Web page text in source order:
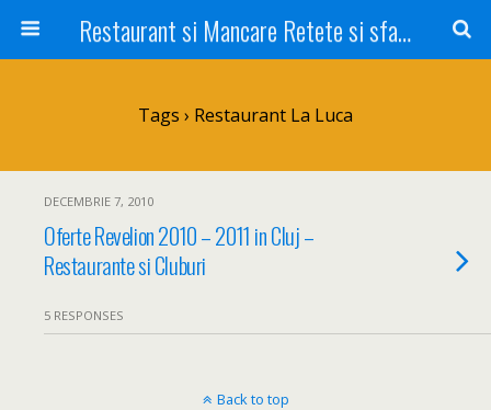
Restaurant si Mancare Retete si sfaturi Picant bun si rapid
Tags › Restaurant La Luca
DECEMBRIE 7, 2010
Oferte Revelion 2010 – 2011 in Cluj –
Restaurante si Cluburi
5 RESPONSES
Back to top